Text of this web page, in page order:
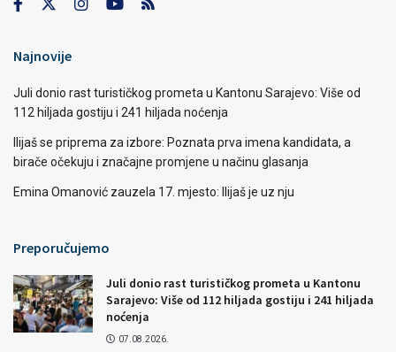
Najnovije
Juli donio rast turističkog prometa u Kantonu Sarajevo: Više od
112 hiljada gostiju i 241 hiljada noćenja
Ilijaš se priprema za izbore: Poznata prva imena kandidata, a
birače očekuju i značajne promjene u načinu glasanja
Emina Omanović zauzela 17. mjesto: Ilijaš je uz nju
Preporučujemo
Juli donio rast turističkog prometa u Kantonu
Sarajevo: Više od 112 hiljada gostiju i 241 hiljada
noćenja
07.08.2026.